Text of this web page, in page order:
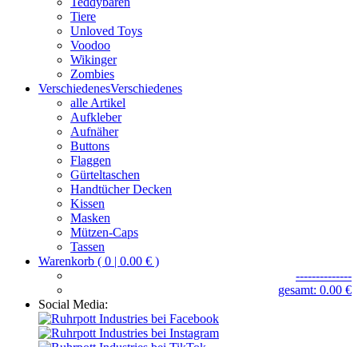
Tiere
Unloved Toys
Voodoo
Wikinger
Zombies
VerschiedenesVerschiedenes
alle Artikel
Aufkleber
Aufnäher
Buttons
Flaggen
Gürteltaschen
Handtücher Decken
Kissen
Masken
Mützen-Caps
Tassen
Warenkorb ( 0 | 0.00 € )
--------------
gesamt: 0.00 €
Social Media: